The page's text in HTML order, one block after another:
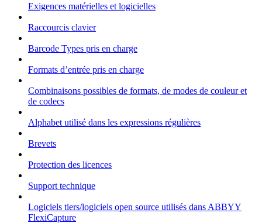
Exigences matérielles et logicielles
Raccourcis clavier
Barcode Types pris en charge
Formats d’entrée pris en charge
Combinaisons possibles de formats, de modes de couleur et
de codecs
Alphabet utilisé dans les expressions régulières
Brevets
Protection des licences
Support technique
Logiciels tiers/logiciels open source utilisés dans ABBYY
FlexiCapture